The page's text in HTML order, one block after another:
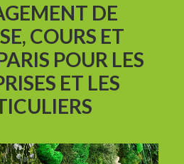
DE
COURS ET
POUR LES
ET LES